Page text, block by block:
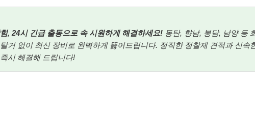
, 24시 긴급 출동으로 속 시원하게 해결하세요! 동탄, 향남, 봉담, 남양 등
거 없이 최신 장비로 완벽하게 뚫어드립니다. 정직한 정찰제 견적과 신속
시 해결해 드립니다!